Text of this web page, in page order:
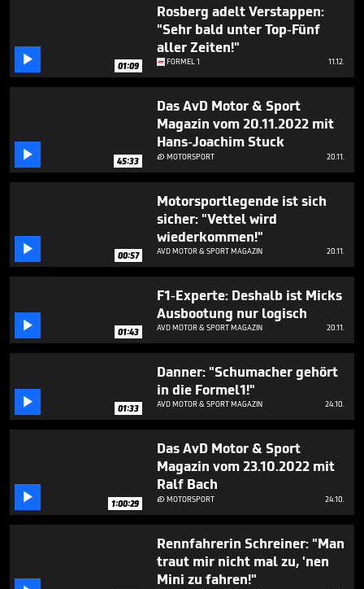
seconds
 01:09
Rosberg adelt Verstappen:
"Sehr bald unter Top-Fünf
aller Zeiten!"
FORMEL 1 11.12.
 45:33
Das AvD Motor & Sport
Magazin vom 20.11.2022 mit
Hans-Joachim Stuck
MOTORSPORT 20.11.
 00:57
Motorsportlegende ist sich
sicher: "Vettel wird
wiederkommen!"
AVD MOTOR & SPORT MAGAZIN 20.11.
 01:43
F1-Experte: Deshalb ist Micks
Ausbootung nur logisch
AVD MOTOR & SPORT MAGAZIN 20.11.
 01:33
Danner: "Schumacher gehört
in die Formel1!"
AVD MOTOR & SPORT MAGAZIN 24.10.
 1:00:29
Das AvD Motor & Sport
Magazin vom 23.10.2022 mit
Ralf Bach
MOTORSPORT 24.10.
Rennfahrerin Schreiner: "Man
traut mir nicht mal zu, 'nen
Mini zu fahren!"